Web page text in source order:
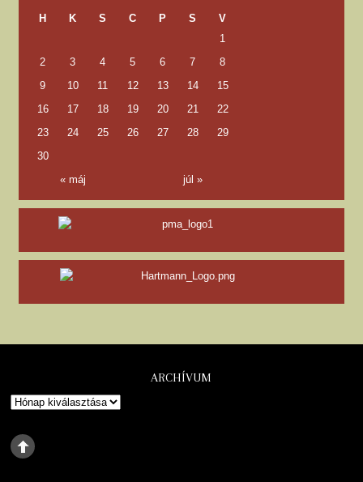
H K S C P S V
« máj júl »
1
2
3 4 5 6 7
8
9
10 11 12 13 14
15
16
17 18 19 20 21
22
23
24 25 26 27 28
29
30
ARCHÍVUM